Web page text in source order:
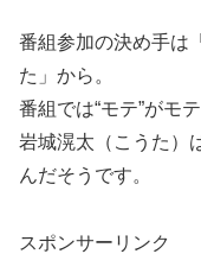
番組参加の決め手は
た」から。
番組では“モテ”がモ
岩城滉太（こうた）
んだそうです。
スポンサーリンク